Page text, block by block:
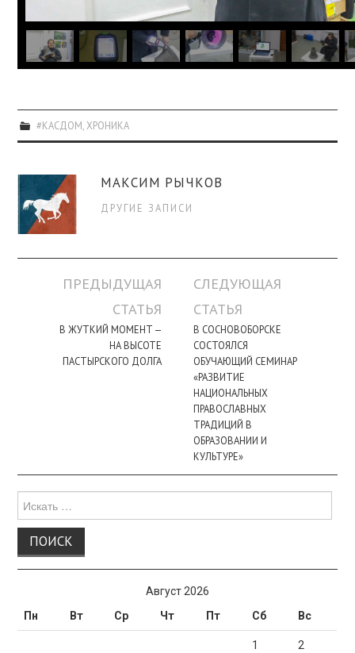
#КАСДОМ,ХРОНИКА
МАКСИМ РЫЧКОВ
ДРУГИЕ ЗАПИСИ
Навигация
записи
ПРЕДЫДУЩАЯ
СТАТЬЯ
В ЖУТКИЙ МОМЕНТ —
НА ВЫСОТЕ
ПАСТЫРСКОГО ДОЛГА
СЛЕДУЮЩАЯ
СТАТЬЯ
В СОСНОВОБОРСКЕ
СОСТОЯЛСЯ
ОБУЧАЮЩИЙ СЕМИНАР
«РАЗВИТИЕ
НАЦИОНАЛЬНЫХ
ПРАВОСЛАВНЫХ
ТРАДИЦИЙ В
ОБРАЗОВАНИИ И
КУЛЬТУРЕ»
для:
Август 2026
Пн
Вт Ср Чт Пт Сб Вс
1 2